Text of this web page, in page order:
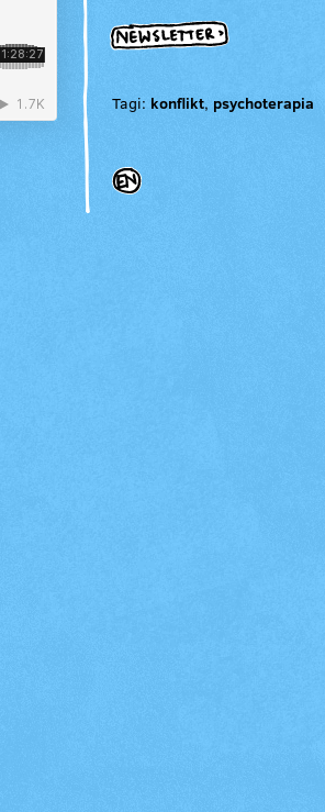
Tagi: konflikt, psychoterapia